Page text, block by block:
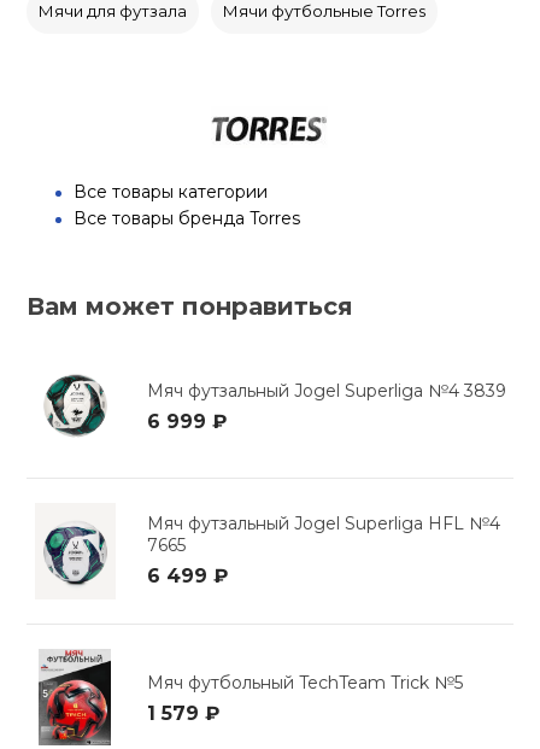
Мячи для футзала Мячи футбольные Torres
Все товары категории
Все товары бренда Torres
Вам может понравиться
Мяч футзальный Jogel Superliga №4 3839
6 999 ₽
Мяч футзальный Jogel Superliga HFL №4
7665
6 499 ₽
Мяч футбольный TechTeam Trick №5
1 579 ₽